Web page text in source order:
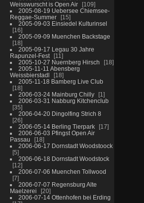
Weisswurscht is Open Air
109
2005-08-19 Uebersee Chiemsee-
Reggae-Summer
15
2005-09-03 Einsiedel Kulturinsel
16
2005-09-09 Muenchen Backstage
18
2005-09-17 Legau 30 Jahre
Rapunzel-Fest
11
2005-10-27 Nuernberg Hirsch
18
2005-11-11 Abensberg
Weissbierstadl
18
2005-11-18 Bamberg Live Club
18
2006-03-24 Mainburg Chilly
1
2006-03-31 Nabburg Kitchenclub
35
2006-04-20 Dingolfing Strich 8
26
2006-05-14 Berling Tierpark
17
2006-06-03 Pfingst Open Air
Passau
18
2006-06-17 Dornstadt Woodstoock
5
2006-06-18 Dornstadt Woodstock
12
2006-07-06 Muenchen Tollwood
7
2006-07-07 Regensburg Alte
Maelzerei
20
2006-07-14 Ottenhofen bei Erding